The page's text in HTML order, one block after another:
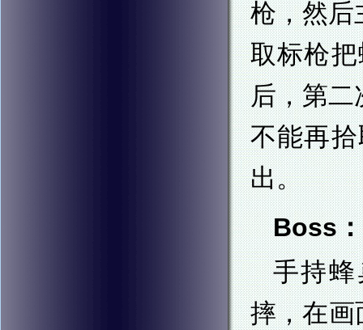
枪，然后
取标枪
后，第二
不能再
出。
Boss
手持
摔，在画